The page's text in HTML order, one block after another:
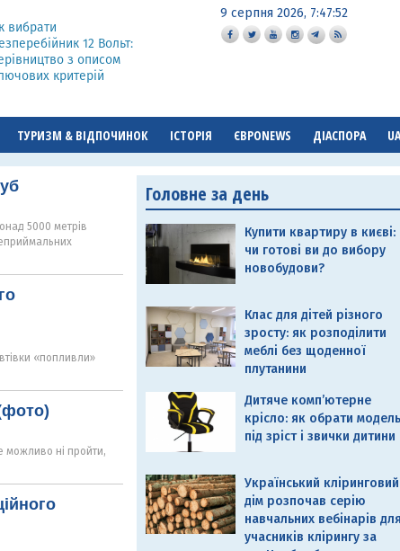
вибрати
12 Вольт:
з описом
критерій
9 серпня 2026, 7:47:52
ТУРИЗМ & ВІДПОЧИНОК ІСТОРІЯ ЄВРОNEWS ДІАСПОРА
5000 метрів
«попливли»
можливо ні пройти,
Головне за день
Купити квартиру в києві:
чи готові ви до вибору
новобудови?
Клас для дітей різного
зросту: як розподілити
меблі без щоденної
плутанини
Дитяче комп’ютерне
крісло: як обрати модель
під зріст і звички дитини
Український кліринговий
дім розпочав серію
навчальних вебінарів для
учасників клірингу за